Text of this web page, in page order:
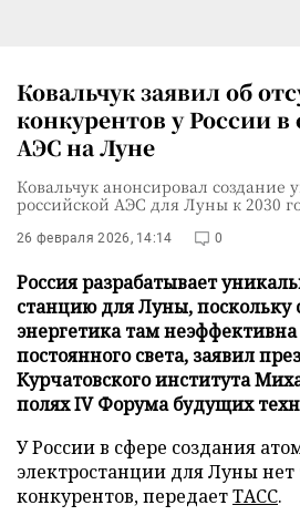
Ковальчук заявил об
конкурентов у России
АЭС на Луне
Ковальчук анонсировал создание
российской АЭС для Луны к 2030
26 февраля 2026, 14:14 0
Россия разрабатывает
станцию для Луны, поскольку
энергетика там неэффективна
постоянного света, заявил
Курчатовского института
полях IV Форума будущих
У России в сфере создания
электростанции для Луны нет
конкурентов, передаетТАСС.